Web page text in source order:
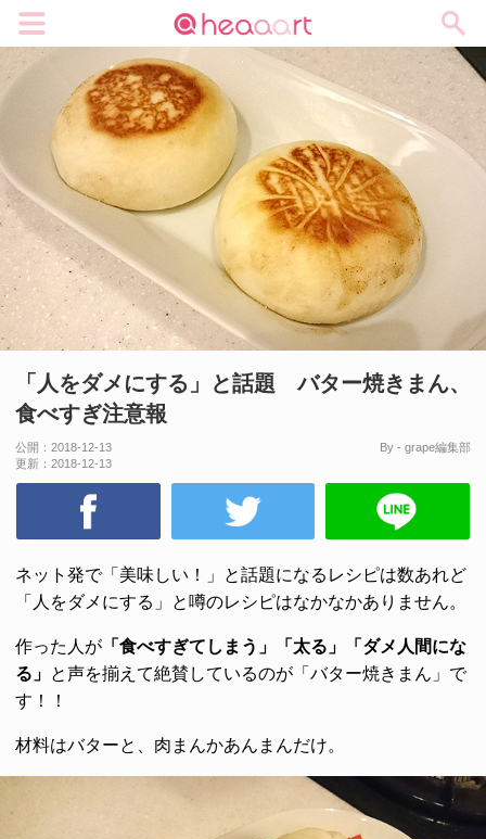
「人をダメにする」と話題 バター焼きまん、
食べすぎ注意報
公開： 2018-12-13
更新： 2018-12-13
By - grape編集部
ネット発で「美味しい！」と話題になるレシピは数あれど
「人をダメにする」と噂のレシピはなかなかありません。
作った人が 「食べすぎてしまう」「太る」「ダメ人間にな
る」 と声を揃えて絶賛しているのが「バター焼きまん」で
す！！
材料はバターと、肉まんかあんまんだけ。